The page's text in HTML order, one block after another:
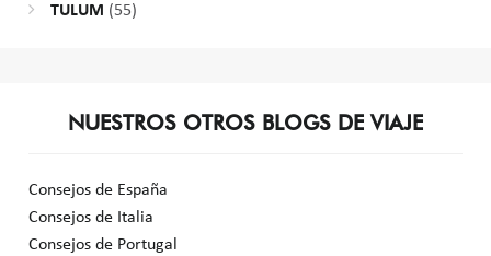
TULUM (55)
NUESTROS OTROS BLOGS DE VIAJE
Consejos de España
Consejos de Italia
Consejos de Portugal